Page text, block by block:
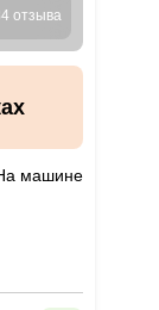
отзыва
машине